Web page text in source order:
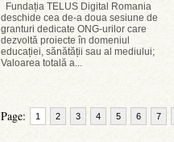
Fundația TELUS Digital Romania
deschide cea de-a doua sesiune de
granturi dedicate ONG-urilor care
dezvoltă proiecte în domeniul
educației, sănătății sau al mediului;
Valoarea totală a...
Page: 1 2 3 4 5 6 7